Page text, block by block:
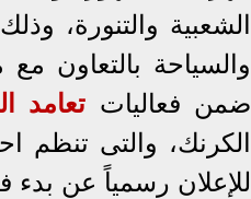
الشعبية والتنورة،
والسياحة بالتعاون
ضمن فعاليات تعامد
للإعلان رسمياً عن